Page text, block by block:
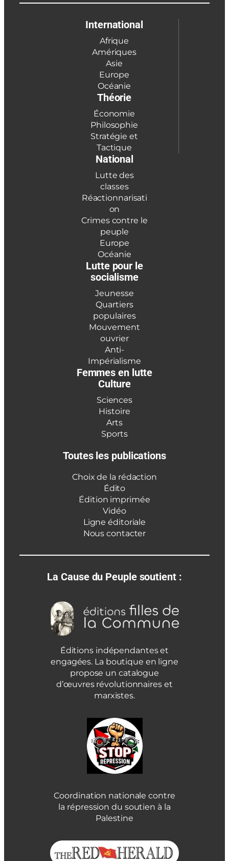
International
Afrique
Amériques
Asie
Europe
Océanie
Théorie
Économie
Philosophie
Stratégie et
Tactique
National
Lutte des
classes
Réactionnarisati
on
Crimes contre le
peuple
Europe
Océanie
Lutte pour le
socialisme
Jeunesse
Quartiers
populaires
Mouvement
ouvrier
Anti-
Impérialisme
Femmes en lutte
Culture
Sciences
Histoire
Arts
Sports
Toutes les publications
Choix de la rédaction
Édito
Édition imprimée
Vidéo
Ligne éditoriale
Nous contacter
La Cause du Peuple soutient :
Éditions indépendantes et
engagées. La boutique en ligne
propose un catalogue
d’œuvres révolutionnaires et
marxistes.
Coordination nationale contre
la répression du soutien à la
Palestine